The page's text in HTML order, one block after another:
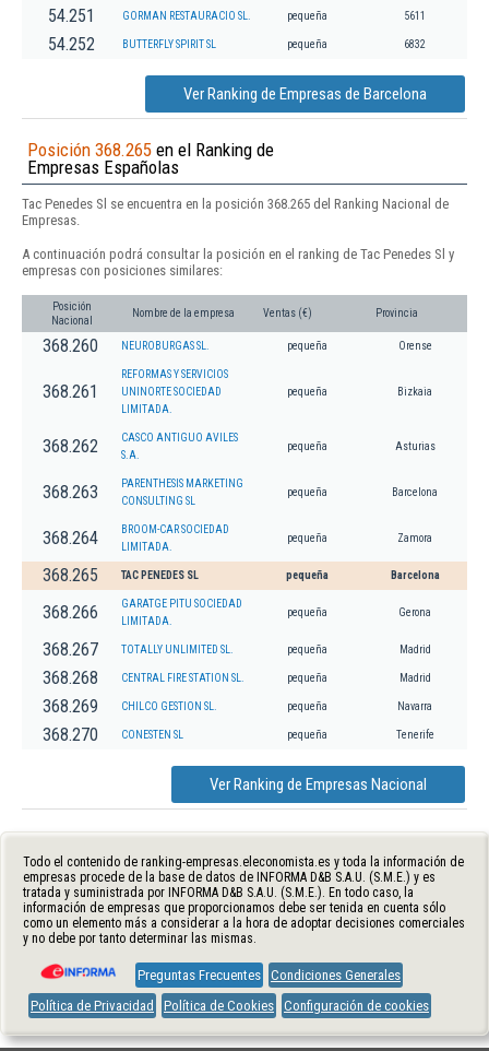
54.251 GORMAN RESTAURACIO SL. pequeña 5611
54.252 BUTTERFLY SPIRIT SL pequeña 6832
Ver Ranking de Empresas de Barcelona
Posición 368.265 en el Ranking de
Empresas Españolas
Tac Penedes Sl se encuentra en la posición 368.265 del Ranking Nacional de
Empresas.
A continuación podrá consultar la posición en el ranking de Tac Penedes Sl y
empresas con posiciones similares:
Posición
Nacional
Nombre de la empresa Ventas (€) Provincia
368.260 NEUROBURGAS SL. pequeña Orense
368.261
REFORMAS Y SERVICIOS
UNINORTE SOCIEDAD
LIMITADA.
pequeña Bizkaia
368.262
CASCO ANTIGUO AVILES
S.A.
pequeña Asturias
368.263
PARENTHESIS MARKETING
CONSULTING SL
pequeña Barcelona
368.264
BROOM-CAR SOCIEDAD
LIMITADA.
pequeña Zamora
368.265 TAC PENEDES SL pequeña Barcelona
368.266
GARATGE PITU SOCIEDAD
LIMITADA.
pequeña Gerona
368.267 TOTALLY UNLIMITED SL. pequeña Madrid
368.268 CENTRAL FIRE STATION SL. pequeña Madrid
368.269 CHILCO GESTION SL. pequeña Navarra
368.270 CONESTEN SL pequeña Tenerife
Ver Ranking de Empresas Nacional
Todo el contenido de ranking-empresas.eleconomista.es y toda la información de
empresas procede de la base de datos de INFORMA D&B S.A.U. (S.M.E.) y es
tratada y suministrada por INFORMA D&B S.A.U. (S.M.E.). En todo caso, la
información de empresas que proporcionamos debe ser tenida en cuenta sólo
como un elemento más a considerar a la hora de adoptar decisiones comerciales
y no debe por tanto determinar las mismas.
Preguntas Frecuentes Condiciones Generales
Política de Privacidad
Política de Cookies Configuración de cookies